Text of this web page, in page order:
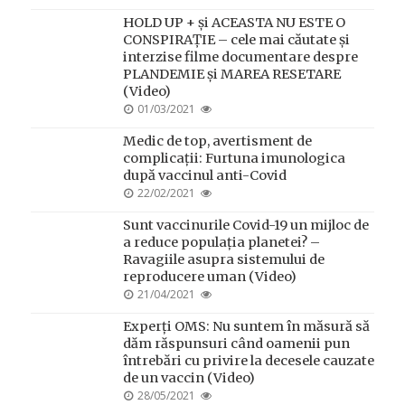
HOLD UP + și ACEASTA NU ESTE O
CONSPIRAȚIE – cele mai căutate și
interzise filme documentare despre
PLANDEMIE și MAREA RESETARE
(Video)
POSTED
01/03/2021
Medic de top, avertisment de
complicații: Furtuna imunologica
după vaccinul anti-Covid
POSTED
22/02/2021
Sunt vaccinurile Covid-19 un mijloc de
a reduce populația planetei? –
Ravagiile asupra sistemului de
reproducere uman (Video)
POSTED
21/04/2021
Experți OMS: Nu suntem în măsură să
dăm răspunsuri când oamenii pun
întrebări cu privire la decesele cauzate
de un vaccin (Video)
POSTED
28/05/2021